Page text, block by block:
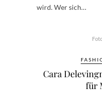
wird. Wer sich…
Cara
für